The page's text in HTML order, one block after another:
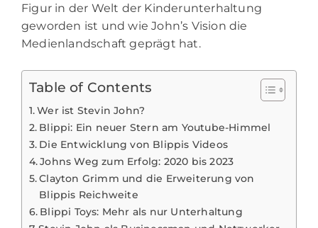
Figur in der Welt der Kinderunterhaltung
geworden ist und wie John’s Vision die
Medienlandschaft geprägt hat.
Table of Contents
Wer ist Stevin John?
Blippi: Ein neuer Stern am Youtube-Himmel
Die Entwicklung von Blippis Videos
Johns Weg zum Erfolg: 2020 bis 2023
Clayton Grimm und die Erweiterung von
Blippis Reichweite
Blippi Toys: Mehr als nur Unterhaltung